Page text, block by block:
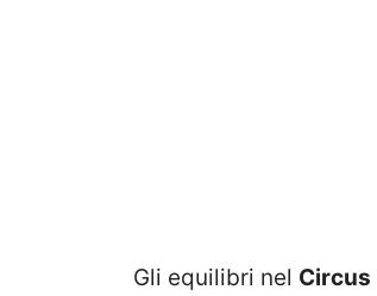
Gli equilibri nel Circus